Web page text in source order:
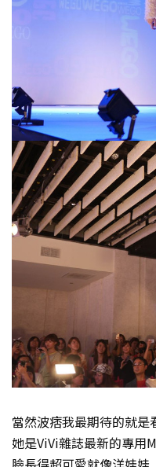
當然波痞我最期待的就
她是ViVi雜誌最新的專用